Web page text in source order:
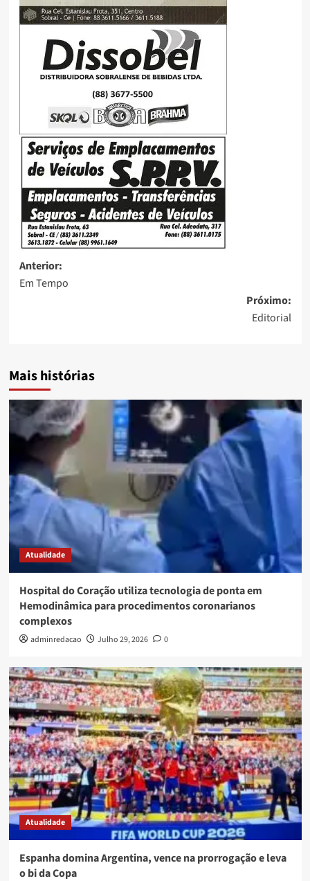
Anterior:
Em Tempo
Próximo:
Editorial
Mais histórias
Atualidade
Hospital do Coração utiliza tecnologia de ponta em
Hemodinâmica para procedimentos coronarianos
complexos
adminredacao Julho 29, 2026 0
Atualidade
Espanha domina Argentina, vence na prorrogação e leva
o bi da Copa